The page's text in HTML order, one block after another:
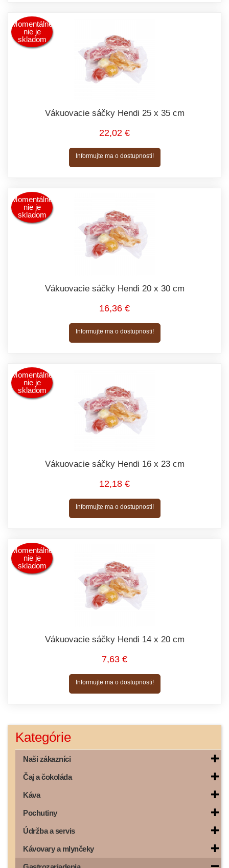
Momentálne
nie je
skladom
Vákuovacie sáčky Hendi 25 x 35 cm
22,02 €
Informujte ma o dostupnosti!
Momentálne
nie je
skladom
Vákuovacie sáčky Hendi 20 x 30 cm
16,36 €
Informujte ma o dostupnosti!
Momentálne
nie je
skladom
Vákuovacie sáčky Hendi 16 x 23 cm
12,18 €
Informujte ma o dostupnosti!
Momentálne
nie je
skladom
Vákuovacie sáčky Hendi 14 x 20 cm
7,63 €
Informujte ma o dostupnosti!
Kategórie
Naši zákazníci
Čaj a čokoláda
Káva
Pochutiny
Údržba a servis
Kávovary a mlynčeky